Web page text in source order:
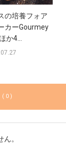
の培養フォア
カーGourmey
か4...
( 0 )
。